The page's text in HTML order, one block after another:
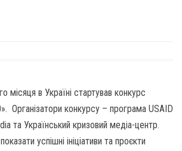
місяця в Україні стартував конкурс
Організатори конкурсу – програма USAID
та Український кризовий медіа-центр.
успішні ініціативи та проєкти